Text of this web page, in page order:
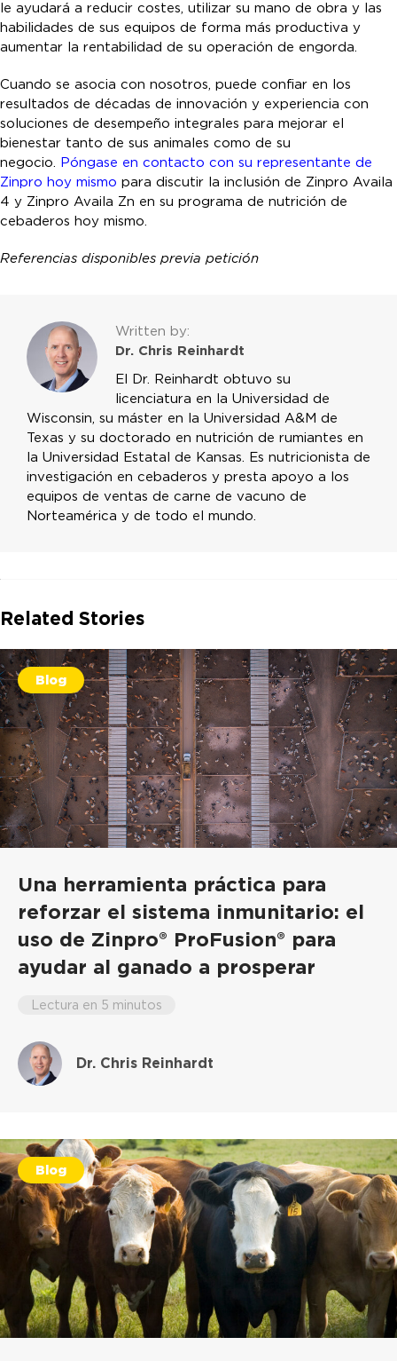
le ayudará a reducir costes, utilizar su mano de obra y las
habilidades de sus equipos de forma más productiva y
aumentar la rentabilidad de su operación de engorda.
Cuando se asocia con nosotros, puede confiar en los
resultados de décadas de innovación y experiencia con
soluciones de desempeño integrales para mejorar el
bienestar tanto de sus animales como de su
negocio. Póngase en contacto con su representante de
Zinpro hoy mismo para discutir la inclusión de Zinpro Availa
4 y Zinpro Availa Zn en su programa de nutrición de
cebaderos hoy mismo.
Referencias disponibles previa petición
Written by:
Dr. Chris Reinhardt
El Dr. Reinhardt obtuvo su
licenciatura en la Universidad de
Wisconsin, su máster en la Universidad A&M de
Texas y su doctorado en nutrición de rumiantes en
la Universidad Estatal de Kansas. Es nutricionista de
investigación en cebaderos y presta apoyo a los
equipos de ventas de carne de vacuno de
Norteamérica y de todo el mundo.
Related Stories
Blog
Una herramienta práctica para
reforzar el sistema inmunitario: el
uso de Zinpro® ProFusion® para
ayudar al ganado a prosperar
Lectura en 5 minutos
Dr. Chris Reinhardt
Blog